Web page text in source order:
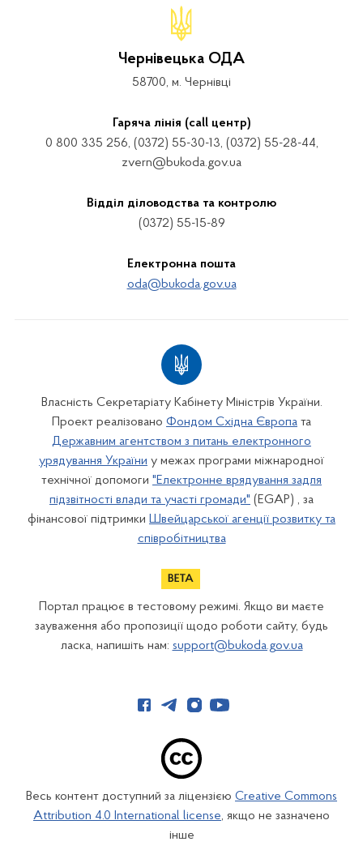
Чернівецька ОДА
58700, м. Чернівці
Гаряча лінія (call центр)
0 800 335 256, (0372) 55-30-13, (0372) 55-28-44,
zvern@bukoda.gov.ua
Відділ діловодства та контролю
(0372) 55-15-89
Електронна пошта
oda@bukoda.gov.ua
Власність Секретаріату Кабінету Міністрів України.
Проект реалізовано Фондом Східна Європа та
Державним агентством з питань електронного
урядування України у межах програми міжнародної
технічної допомоги "Електронне врядування задля
підзвітності влади та участі громади" (EGAP) , за
фінансової підтримки Швейцарської агенції розвитку та
співробітництва
Портал працює в тестовому режимі. Якщо ви маєте
зауваження або пропозиції щодо роботи сайту, будь
ласка, напишіть нам: support@bukoda.gov.ua
Весь контент доступний за ліцензією Creative Commons
Attribution 4.0 International license, якщо не зазначено
інше